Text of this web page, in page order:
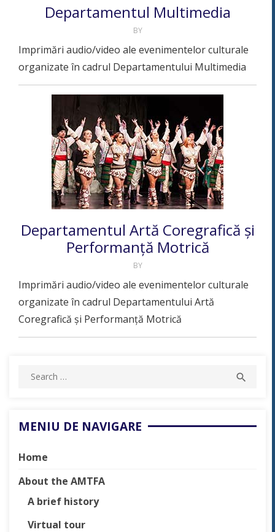
Departamentul Multimedia
BY
Imprimări audio/video ale evenimentelor culturale
organizate în cadrul Departamentului Multimedia
Departamentul Artă Coregrafică și
Performanță Motrică
BY
Imprimări audio/video ale evenimentelor culturale
organizate în cadrul Departamentului Artă
Coregrafică și Performanță Motrică
Search

MENIU DE NAVIGARE
Home
About the AMTFA
A brief history
Virtual tour